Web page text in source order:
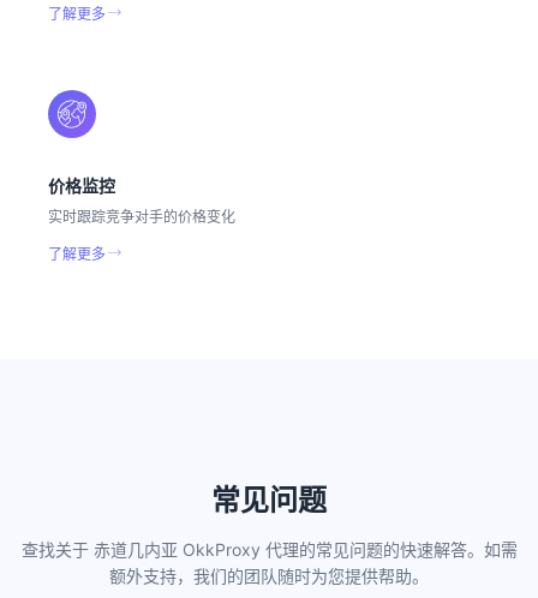
了解更多
价格监控
实时跟踪竞争对手的价格变化
了解更多
常见问题
查找关于 赤道几内亚 OkkProxy 代理的常见问题的快速解答。如需
额外支持，我们的团队随时为您提供帮助。